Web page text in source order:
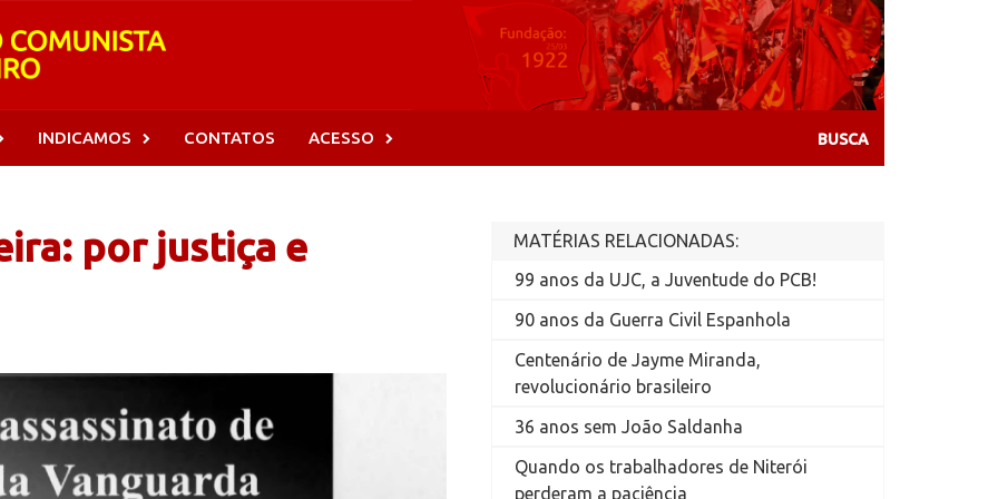
INDICAMOS CONTATOS ACESSO
por justiça e
MATÉRIAS RELACIONADAS:
99 anos da UJC, a Juventude do PCB!
90 anos da Guerra Civil Espanhola
Centenário de Jayme Miranda,
revolucionário brasileiro
36 anos sem João Saldanha
Quando os trabalhadores de Niterói
perderam a paciência